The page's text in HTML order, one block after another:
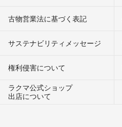
古物営業法に基づく表記
サステナビリティメッセージ
権利侵害について
ラクマ公式ショップ
出店について